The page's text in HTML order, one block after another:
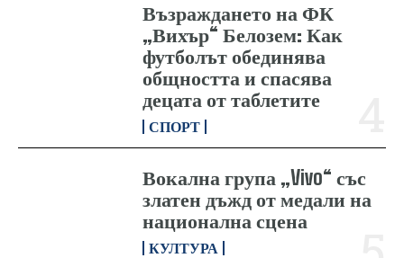
Възраждането на ФК
„Вихър“ Белозем: Как
футболът обединява
общността и спасява
децата от таблетите
СПОРТ
Вокална група „Vivo“ със
златен дъжд от медали на
национална сцена
КУЛТУРА